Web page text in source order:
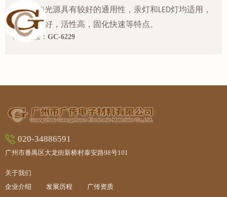
对不同的光源具有较好的通用性，汞灯和LED灯均适用，
具有表干好，活性高，固化快速等特点 。
样品链接：GC-6229
关于我们
企业介绍 发展历程 广传资质
020-34886591
广州市番禺区大龙街新桥村泰安路98号101